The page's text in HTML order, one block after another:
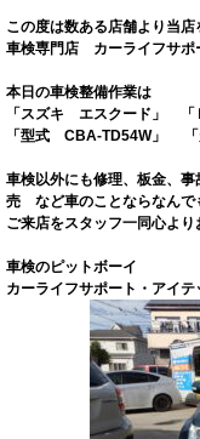
この度は数ある店舗より当
車検専門店 カーライフサ
本日の車検整備作業は
「スズキ エスクード」
「型式 CBA-TD54W」
車検以外にも修理、板金、
売 など車のことならなんで
ご来店をスタッフ一同心よ
車検のピットボーイ
カーライフサポート・アイテ